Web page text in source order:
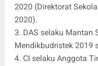
2020 (Direktorat
2020).
3. DAS selaku Mantan
Mendikbudristek 2019
4. CI selaku Anggota